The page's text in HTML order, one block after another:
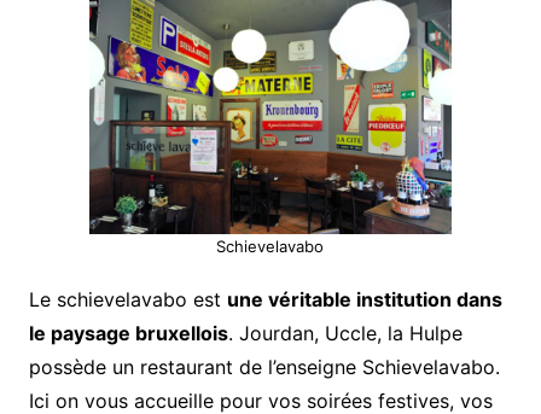
Schievelavabo
Le schievelavabo est une véritable institution dans
le paysage bruxellois. Jourdan, Uccle, la Hulpe
possède un restaurant de l’enseigne Schievelavabo.
Ici on vous accueille pour vos soirées festives, vos